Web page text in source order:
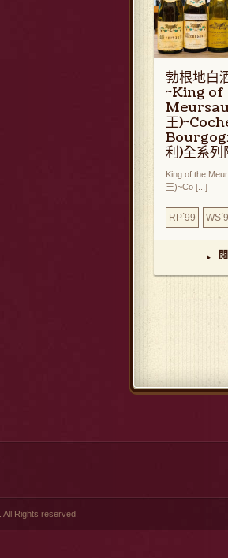
勃根地白
~King of
王
利)全系列
King of the
王)~Co [...]
RP:99 WS:
▸
. All Rights reserved.